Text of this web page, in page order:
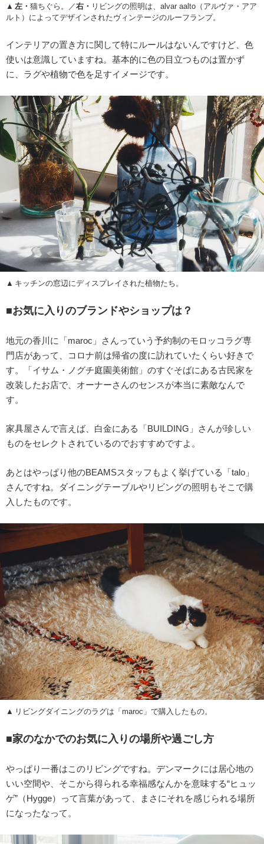
左・ 猫ちぐら。／右・ リビングの照明は、alvar aalto（アルヴァ・アア
ルト）によってデザインされたヴィンテージのルーフランプ。
インテリアの置き方に関して特にルールはないんですけど、色
使いは意識していますね。基本的に色の目立つものは置かず
に、ラグや植物で色を足すイメージです。
キッチンの窓辺にディスプレイされた植物たち。
■お気に入りのブランドやショップは？
地元の香川に「maroc」さんっていう予約制のモロッコラグ専
門店があって、コロナ前は帰省の度に訪れていたくらい好きで
す。「イサム・ノグチ庭園美術館」のすぐそばにある古民家を
改装したお店で、オーナーさんのセンスが本当に素敵なんで
す。
家具屋さんで言えば、白金にある「BUILDING」さんが珍しい
ものをセレクトされているのでおすすめですよ。
あとはやっぱり他のBEAMSスタッフもよく挙げている「talo」
さんですね。ダイニングテーブルやリビングの照明もそこで購
入したものです。
リビングダイニングのラグは「maroc」で購入したもの。
■家のなかでのお気に入りの場所や過ごし方
やっぱり一番はこのリビングですね。デンマークには居心地の
いい空間や、そこから得られる幸福感なんかを意味する“ヒュッ
ゲ”（Hygge）って言葉があって、まさにそれを感じられる場所
になったなって。